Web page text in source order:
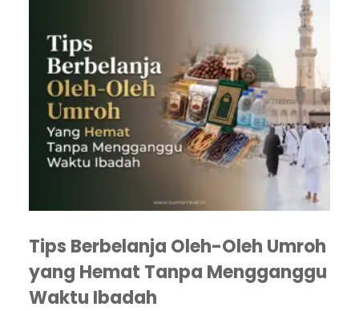
Tips Berbelanja Oleh-Oleh Umroh
yang Hemat Tanpa Mengganggu
Waktu Ibadah